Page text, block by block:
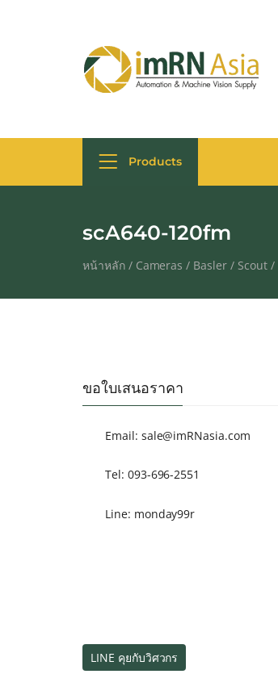
Products
scA640-120fm
หน้าหลัก/ Cameras / Basler/ Scout/
ขอใบเสนอราคา
Email: sale@imRNasia.com
Tel: 093-696-2551
Line: monday99r
LINE คุยกับวิศวกร